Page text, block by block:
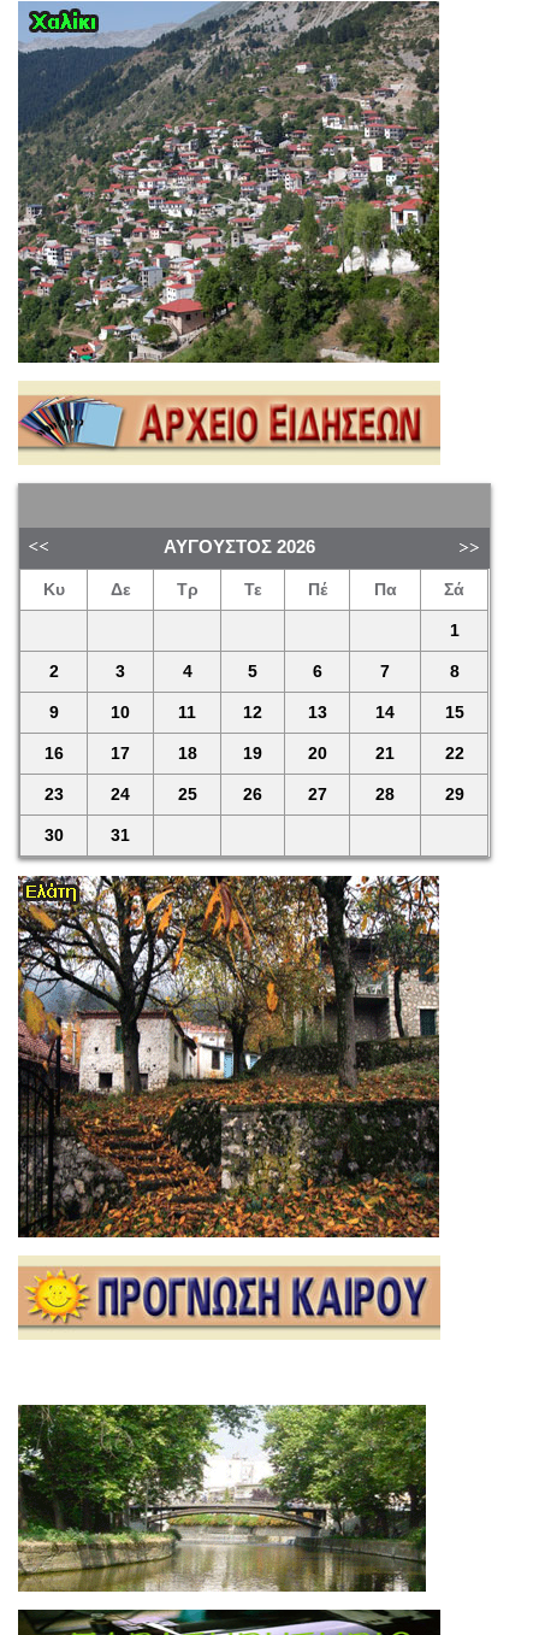
ΑΎΓΟΥΣΤΟΣ 2026
Κυ Δε Τρ Τε Πέ Πα Σά
1
2 3 4 5 6 7 8
9 10 11 12 13 14 15
16 17 18 19 20 21 22
23 24 25 26 27 28 29
30 31